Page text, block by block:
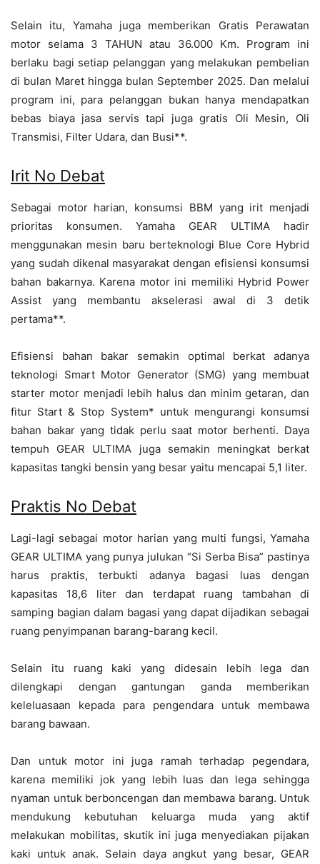
Selain itu, Yamaha juga memberikan Gratis Perawatan
motor selama 3 TAHUN atau 36.000 Km. Program ini
berlaku bagi setiap pelanggan yang melakukan pembelian
di bulan Maret hingga bulan September 2025. Dan melalui
program ini, para pelanggan bukan hanya mendapatkan
bebas biaya jasa servis tapi juga gratis Oli Mesin, Oli
Transmisi, Filter Udara, dan Busi**.
Irit No Debat
Sebagai motor harian, konsumsi BBM yang irit menjadi
prioritas konsumen. Yamaha GEAR ULTIMA hadir
menggunakan mesin baru berteknologi Blue Core Hybrid
yang sudah dikenal masyarakat dengan efisiensi konsumsi
bahan bakarnya. Karena motor ini memiliki Hybrid Power
Assist yang membantu akselerasi awal di 3 detik
pertama**.
Efisiensi bahan bakar semakin optimal berkat adanya
teknologi Smart Motor Generator (SMG) yang membuat
starter motor menjadi lebih halus dan minim getaran, dan
fitur Start & Stop System* untuk mengurangi konsumsi
bahan bakar yang tidak perlu saat motor berhenti. Daya
tempuh GEAR ULTIMA juga semakin meningkat berkat
kapasitas tangki bensin yang besar yaitu mencapai 5,1 liter.
Praktis No Debat
Lagi-lagi sebagai motor harian yang multi fungsi, Yamaha
GEAR ULTIMA yang punya julukan “Si Serba Bisa” pastinya
harus praktis, terbukti adanya bagasi luas dengan
kapasitas 18,6 liter dan terdapat ruang tambahan di
samping bagian dalam bagasi yang dapat dijadikan sebagai
ruang penyimpanan barang-barang kecil.
Selain itu ruang kaki yang didesain lebih lega dan
dilengkapi dengan gantungan ganda memberikan
keleluasaan kepada para pengendara untuk membawa
barang bawaan.
Dan untuk motor ini juga ramah terhadap pegendara,
karena memiliki jok yang lebih luas dan lega sehingga
nyaman untuk berboncengan dan membawa barang. Untuk
mendukung kebutuhan keluarga muda yang aktif
melakukan mobilitas, skutik ini juga menyediakan pijakan
kaki untuk anak. Selain daya angkut yang besar, GEAR